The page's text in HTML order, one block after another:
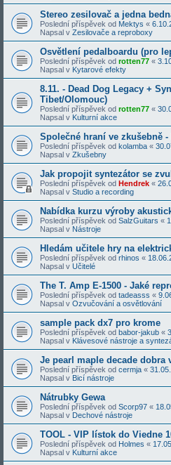
Stereo zesilovač a jedna
Poslední příspěvek od Mektys «
Napsal v Zesilovače a reproboxy
Osvětlení pedalboardu (pro
Poslední příspěvek od rotten77 «
Napsal v Kytarové efekty
8.11. - Dead Dog Legacy +
Tibet/Olomouc)
Poslední příspěvek od rotten77 «
Napsal v Kulturní akce
Společné hraní ve zkušebně
Poslední příspěvek od kolamba «
Napsal v Zkušebny
Jak propojit syntezátor se
Poslední příspěvek od Hendrek «
Napsal v Studio a recording
Nabídka kurzu výroby
Poslední příspěvek od SalzGuitars «
Napsal v Nástroje
Hledám učitele hry na
Poslední příspěvek od rhinos «
Napsal v Učitelé
The T. Amp E-1500 - Jaké
Poslední příspěvek od tadeasss «
Napsal v Ozvučování a osvětlování
sample pack dx7 pro krome
Poslední příspěvek od babor-jakub «
Napsal v Klávesové nástroje a
Je pearl maple decade dobra
Poslední příspěvek od cermja «
Napsal v Bicí nástroje
Nátrubky Gewa
Poslední příspěvek od Scorp97 «
Napsal v Dechové nástroje
TOOL - VIP lístok do Viedne
Poslední příspěvek od Holmes «
Napsal v Kulturní akce